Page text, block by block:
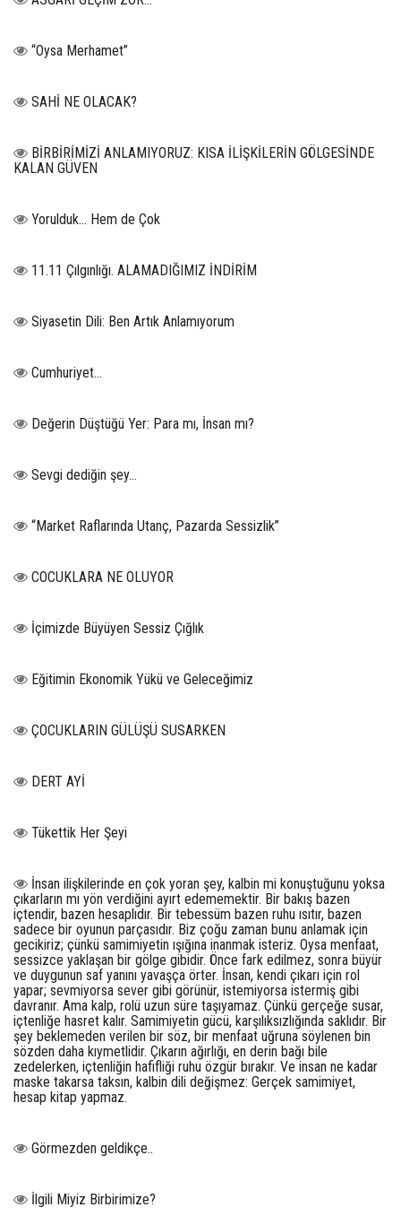
“Oysa Merhamet”
SAHİ NE OLACAK?
BİRBİRİMİZİ ANLAMIYORUZ: KISA İLİŞKİLERİN GÖLGESİNDE
KALAN GÜVEN
Yorulduk… Hem de Çok
11.11 Çılgınlığı. ALAMADIĞIMIZ İNDİRİM
Siyasetin Dili: Ben Artık Anlamıyorum
Cumhuriyet…
Değerin Düştüğü Yer: Para mı, İnsan mı?
Sevgi dediğin şey…
“Market Raflarında Utanç, Pazarda Sessizlik”
COCUKLARA NE OLUYOR
İçimizde Büyüyen Sessiz Çığlık
Eğitimin Ekonomik Yükü ve Geleceğimiz
ÇOCUKLARIN GÜLÜŞÜ SUSARKEN
DERT AYİ
Tükettik Her Şeyi
İnsan ilişkilerinde en çok yoran şey, kalbin mi konuştuğunu yoksa
çıkarların mı yön verdiğini ayırt edememektir. Bir bakış bazen
içtendir, bazen hesaplıdır. Bir tebessüm bazen ruhu ısıtır, bazen
sadece bir oyunun parçasıdır. Biz çoğu zaman bunu anlamak için
gecikiriz; çünkü samimiyetin ışığına inanmak isteriz. Oysa menfaat,
sessizce yaklaşan bir gölge gibidir. Önce fark edilmez, sonra büyür
ve duygunun saf yanını yavaşça örter. İnsan, kendi çıkarı için rol
yapar; sevmiyorsa sever gibi görünür, istemiyorsa istermiş gibi
davranır. Ama kalp, rolü uzun süre taşıyamaz. Çünkü gerçeğe susar,
içtenliğe hasret kalır. Samimiyetin gücü, karşılıksızlığında saklıdır. Bir
şey beklemeden verilen bir söz, bir menfaat uğruna söylenen bin
sözden daha kıymetlidir. Çıkarın ağırlığı, en derin bağı bile
zedelerken, içtenliğin hafifliği ruhu özgür bırakır. Ve insan ne kadar
maske takarsa taksın, kalbin dili değişmez: Gerçek samimiyet,
hesap kitap yapmaz.
Görmezden geldikçe..
İlgili Miyiz Birbirimize?